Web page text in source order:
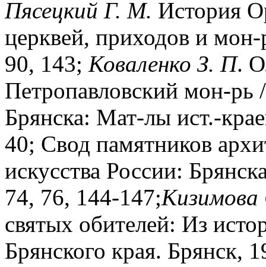
Пясецкий Г. М. История
церквей, приходов и
90, 143; Коваленко З. П.
Петропавловский мон-рь
Брянска: Мат-лы ист.-
40; Свод памятников
искусства России:
74, 76, 144-147;
святых обителей: Из
Брянского края. Брянск,